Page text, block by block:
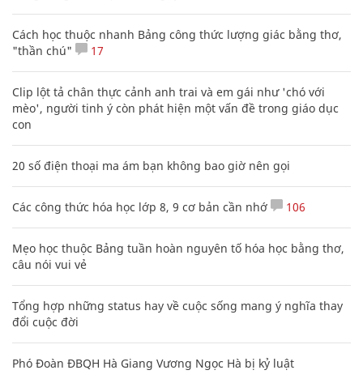
Cách học thuộc nhanh Bảng công thức lượng giác bằng thơ,
"thần chú"
17
Clip lột tả chân thực cảnh anh trai và em gái như 'chó với
mèo', người tinh ý còn phát hiện một vấn đề trong giáo dục
con
20 số điện thoại ma ám bạn không bao giờ nên gọi
Các công thức hóa học lớp 8, 9 cơ bản cần nhớ 106
Mẹo học thuộc Bảng tuần hoàn nguyên tố hóa học bằng thơ,
câu nói vui vẻ
Tổng hợp những status hay về cuộc sống mang ý nghĩa thay
đổi cuộc đời
Phó Đoàn ĐBQH Hà Giang Vương Ngọc Hà bị kỷ luật